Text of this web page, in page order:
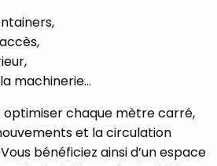
machinerie…
optimiser chaque mètre carré,
et la circulation
bénéficiez ainsi d’un espace